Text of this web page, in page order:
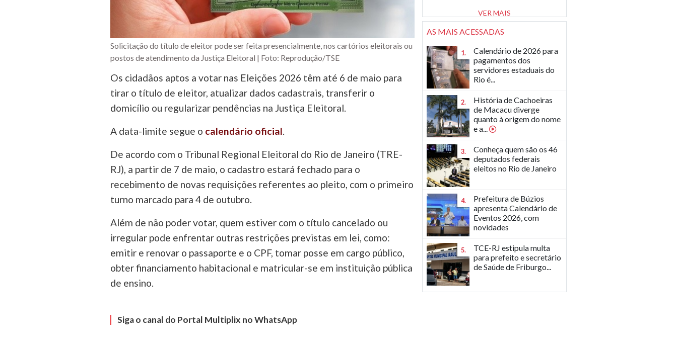
Solicitação do título de eleitor pode ser feita presencialmente, nos cartórios eleitorais ou
postos de atendimento da Justiça Eleitoral | Foto: Reprodução/TSE
Os cidadãos aptos a votar nas Eleições 2026 têm até 6 de maio para
tirar o título de eleitor, atualizar dados cadastrais, transferir o
domicílio ou regularizar pendências na Justiça Eleitoral.
A data-limite segue o calendário oficial.
De acordo com o Tribunal Regional Eleitoral do Rio de Janeiro (TRE-
RJ), a partir de 7 de maio, o cadastro estará fechado para o
recebimento de novas requisições referentes ao pleito, com o primeiro
turno marcado para 4 de outubro.
Além de não poder votar, quem estiver com o título cancelado ou
irregular pode enfrentar outras restrições previstas em lei, como:
emitir e renovar o passaporte e o CPF, tomar posse em cargo público,
obter financiamento habitacional e matricular-se em instituição pública
de ensino.
Siga o canal do Portal Multiplix no WhatsApp
VER MAIS
AS MAIS ACESSADAS
1.
Calendário de 2026 para
pagamentos dos
servidores estaduais do
Rio é...
2.
História de Cachoeiras
de Macacu diverge
quanto à origem do nome
e a...
3.
Conheça quem são os 46
deputados federais
eleitos no Rio de Janeiro
4.
Prefeitura de Búzios
apresenta Calendário de
Eventos 2026, com
novidades
5.
TCE-RJ estipula multa
para prefeito e secretário
de Saúde de Friburgo...